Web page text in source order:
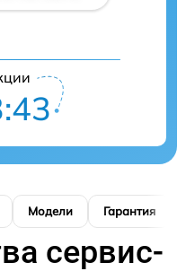
Модели Гарантия
сервис-